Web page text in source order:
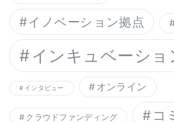
イノベーション拠点
インキュベーショ
インタビュー オンライン
クラウドファンディング コ